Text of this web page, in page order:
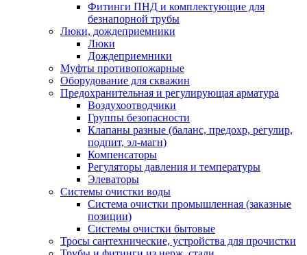
Фитинги ПНД и комплектующие для
безнапорной трубы
Люки, дождеприемники
Люки
Дождеприемники
Муфты противопожарные
Оборудование для скважин
Предохранительная и регулирующая арматура
Воздухоотводчики
Группы безопасности
Клапаны разные (баланс, предохр, регулир,
подпит, эл-магн)
Компенсаторы
Регуляторы давления и температуры
Элеваторы
Системы очистки воды
Система очистки промышленная (заказные
позиции)
Системы очистки бытовые
Тросы сантехнические, устройства для прочистки